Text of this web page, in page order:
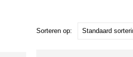
Sorteren op: